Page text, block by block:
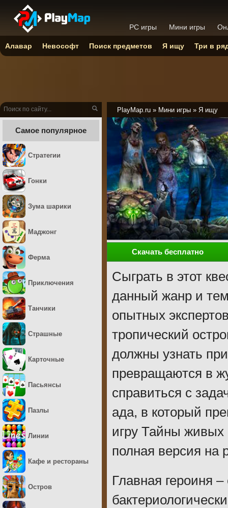
PlayMap.ru » Мини игры » Я ищу
Скачать бесплатно
Сыграть в этот
данный жанр и
опытных
тропический
должны узнать
превращаются в
справиться с
ада, в который
игру Тайны живых
полная версия на
Главная героиня
Самое популярное
Стратегии
Гонки
Зума шарики
Маджонг
Ферма
Приключения
Танчики
Страшные
Карточные
Пасьянсы
Пазлы
Линии
Кафе и рестораны
Остров
PC игры Мини игры
Алавар Невософт Поиск предметов Я ищу Три в